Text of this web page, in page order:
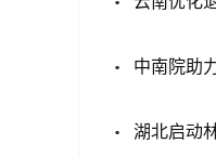
中南院助
湖北启动